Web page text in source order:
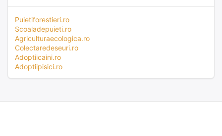
Puietiforestieri.ro
Scoaladepuieti.ro
Agriculturaecologica.ro
Colectaredeseuri.ro
Adoptiicaini.ro
Adoptiipisici.ro